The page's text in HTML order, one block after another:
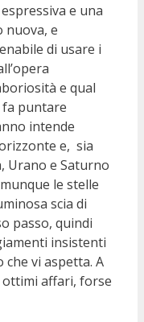
e una
nuova, e
di usare i
e qual
puntare
intende
e, sia
Urano e Saturno
le stelle
scia di
passo, quindi
insistenti
vi aspetta. A
affari, forse